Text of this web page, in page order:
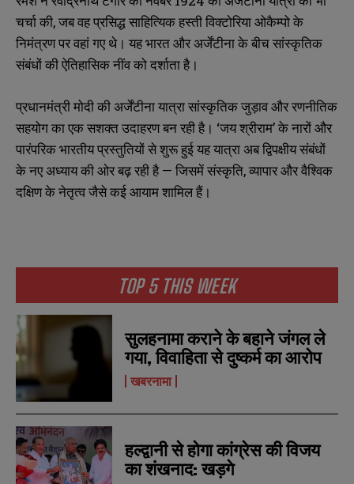
N
l
*
u
s
SUBMIT
N
l
*
u
s
SUBMIT
TOP 5 THIS WEEK
सुलहनामा कराने के बहाने जंगल ले
गया, विवाहिता से दुष्कर्म का आरोप
खबरनामा
हल्द्वानी से होगा कांग्रेस की विजय
का शंखनाद: खड़गे
चर्चा की, जब वह प्रसिद्ध साहित्यिक हस्ती विक्टोरिया ओकैम्पो के
निमंत्रण पर वहां गए थे। यह भारत और अर्जेंटीना के बीच सांस्कृतिक
संबंधों की ऐतिहासिक नींव को दर्शाता है।
प्रधानमंत्री मोदी की अर्जेंटीना यात्रा सांस्कृतिक जुड़ाव और रणनीतिक
सहयोग का एक सशक्त उदाहरण बन रही है। ‘जय श्रीराम’ के नारों और
पारंपरिक भारतीय प्रस्तुतियों से शुरू हुई यह यात्रा अब द्विपक्षीय संबंधों
के नए अध्याय की ओर बढ़ रही है — जिसमें संस्कृति, व्यापार और वैश्विक
दक्षिण के नेतृत्व जैसे कई आयाम शामिल हैं।